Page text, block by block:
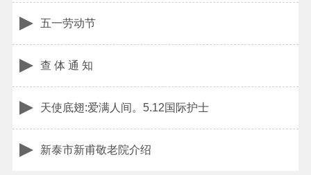
五一劳动节
查 体 通 知
天使底翅:爱满人间。5.12国际护士
新泰市新甫敬老院介绍